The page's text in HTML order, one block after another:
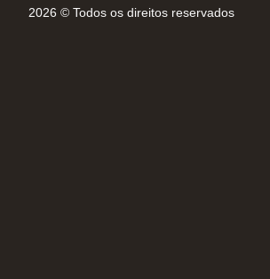
2026 © Todos os direitos reservados